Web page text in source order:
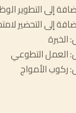
إلى التطوير
إلى التحضير
الخبرة
العمل التطوعي
ركوب الأمواج